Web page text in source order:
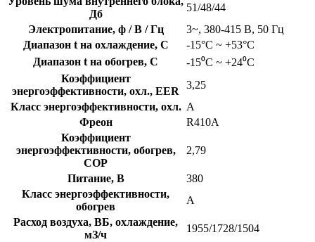
Дб
51/48/44
Электропитание, ф / В / Гц
3~, 380-415 В, 50 Гц
Диапазон t на охлаждение, C
-15°C ~ +53°C
Диапазон t на обогрев, C
-15⁰С ~ +24⁰С
Коэффициент
энергоэффективности, охл., EER
3,25
Класс энергоэффективности, охл. А
Фреон
R410A
Коэффициент
энергоэффективности, обогрев,
COP
2,79
Питание, В
380
Класс энергоэффективности,
обогрев
A
Расход воздуха, ВБ, охлаждение,
мЗ/ч
1955/1728/1504